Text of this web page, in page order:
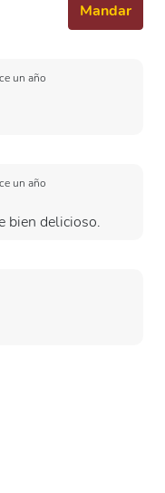
Mandar
un año
un año
bien delicioso.